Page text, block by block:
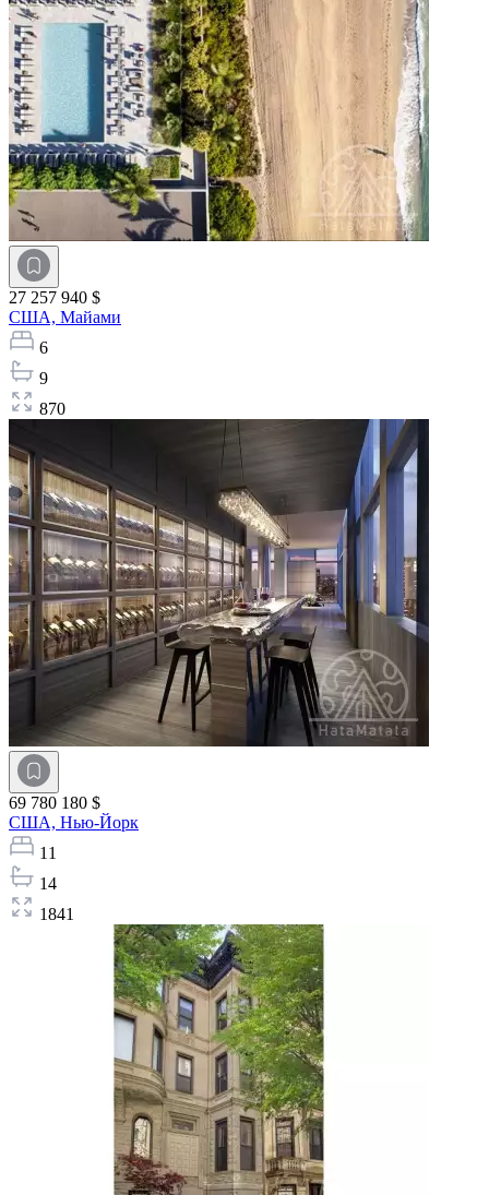
27 257 940 $
США, Майами
6
9
870
69 780 180 $
США, Нью-Йорк
11
14
1841